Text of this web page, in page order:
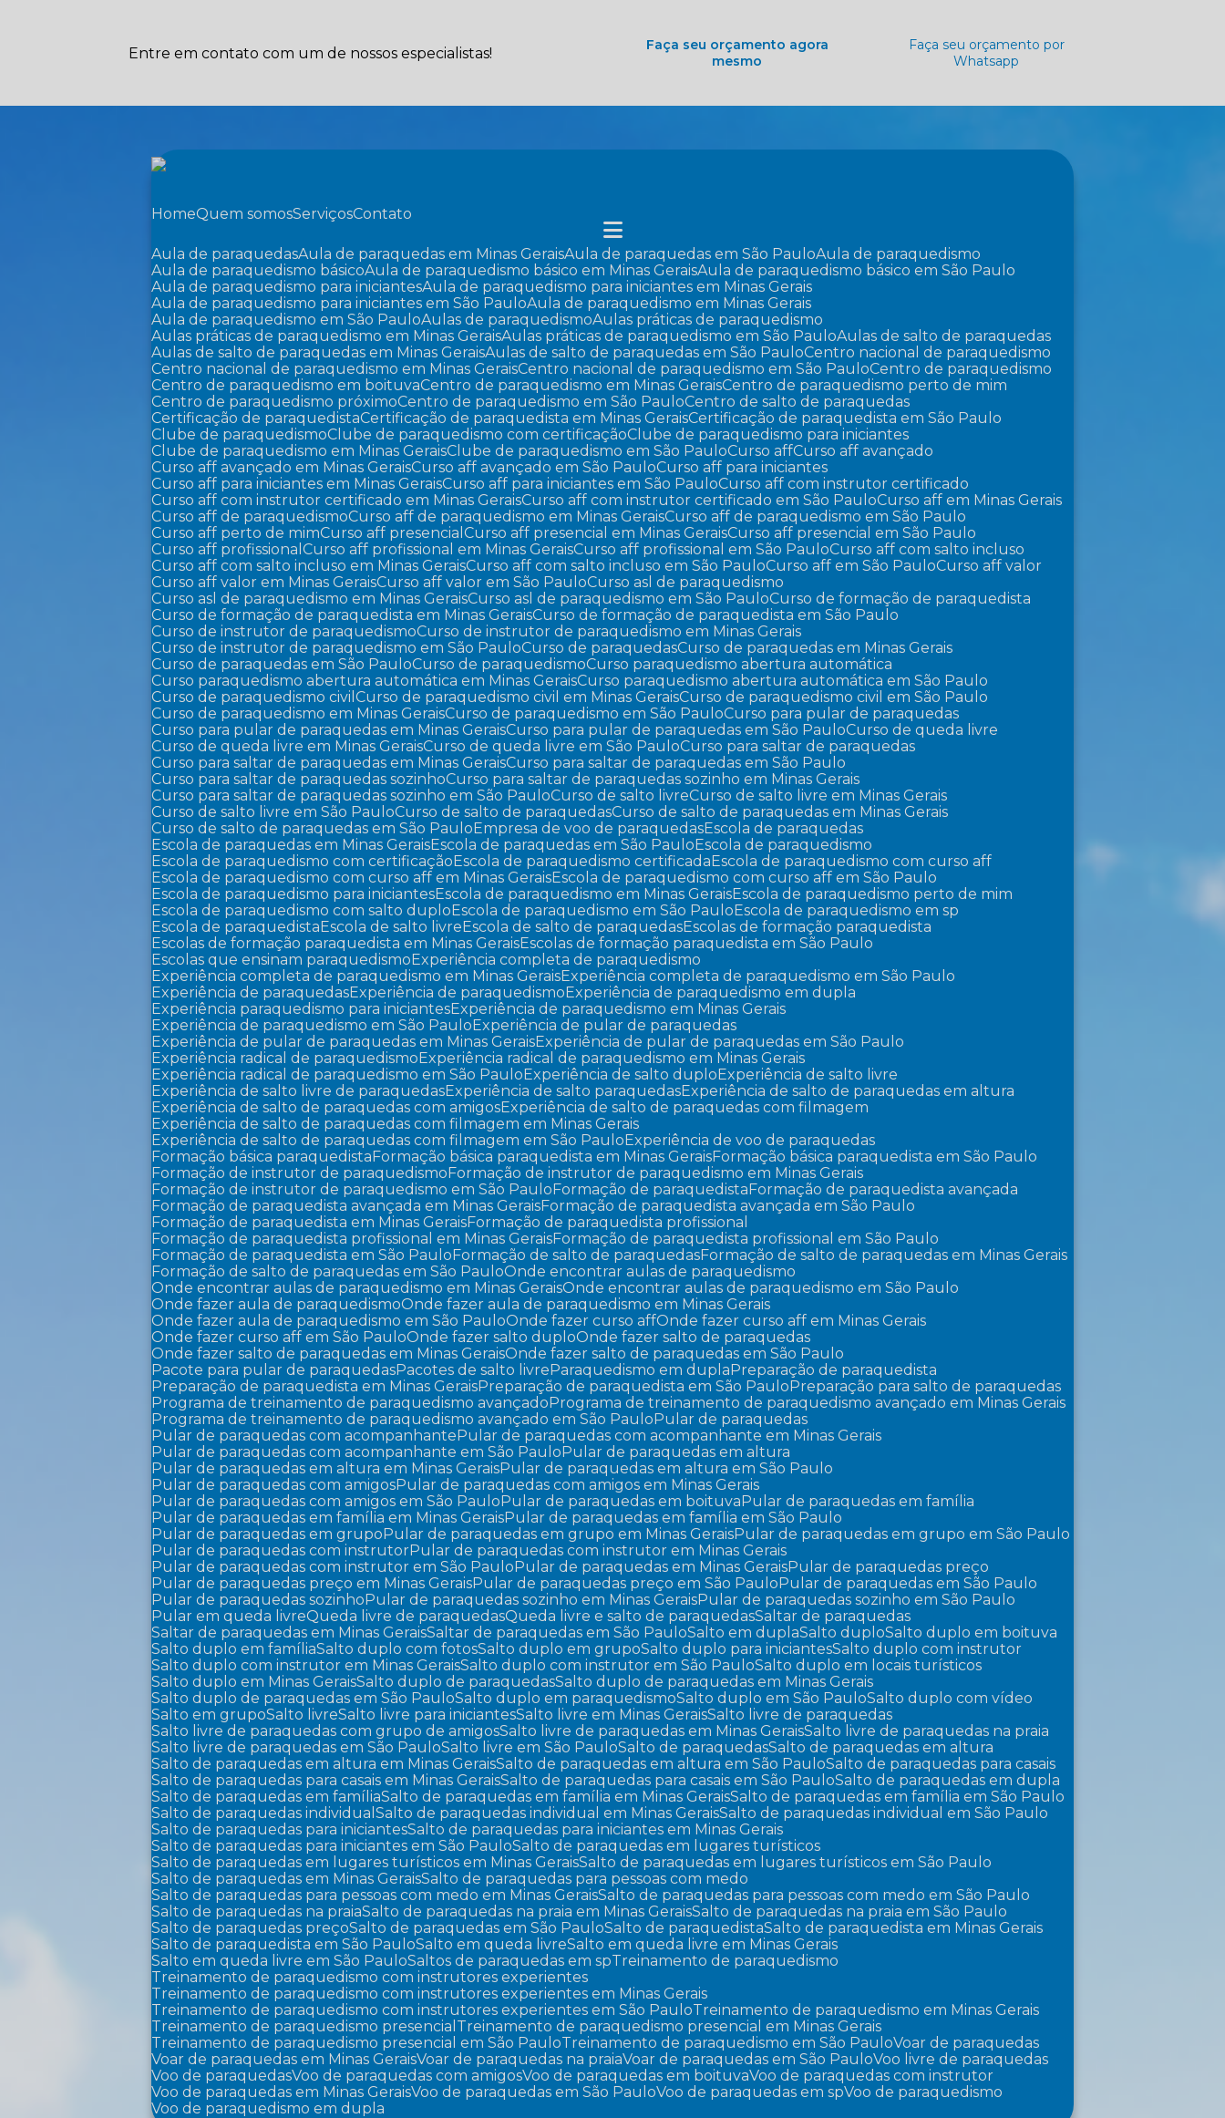
Entre em contato com um de nossos especialistas!
Faça seu orçamento agora
mesmo
Faça seu orçamento por
Whatsapp
Home Quem somos Serviços Contato
Aula de paraquedas Aula de paraquedas em Minas Gerais Aula de paraquedas em São Paulo Aula de paraquedismo
Aula de paraquedismo básico Aula de paraquedismo básico em Minas Gerais Aula de paraquedismo básico em São Paulo
Aula de paraquedismo para iniciantes Aula de paraquedismo para iniciantes em Minas Gerais
Aula de paraquedismo para iniciantes em São Paulo Aula de paraquedismo em Minas Gerais
Aula de paraquedismo em São Paulo Aulas de paraquedismo Aulas práticas de paraquedismo
Aulas práticas de paraquedismo em Minas Gerais Aulas práticas de paraquedismo em São Paulo Aulas de salto de paraquedas
Aulas de salto de paraquedas em Minas Gerais Aulas de salto de paraquedas em São Paulo Centro nacional de paraquedismo
Centro nacional de paraquedismo em Minas Gerais Centro nacional de paraquedismo em São Paulo Centro de paraquedismo
Centro de paraquedismo em boituva Centro de paraquedismo em Minas Gerais Centro de paraquedismo perto de mim
Centro de paraquedismo próximo Centro de paraquedismo em São Paulo Centro de salto de paraquedas
Certificação de paraquedista Certificação de paraquedista em Minas Gerais Certificação de paraquedista em São Paulo
Clube de paraquedismo
Clube de paraquedismo com certificação
Clube de paraquedismo para iniciantes
Clube de paraquedismo em Minas Gerais
Clube de paraquedismo em São Paulo Curso aff
Curso aff avançado
Curso aff avançado em Minas Gerais
Curso aff avançado em São Paulo
Curso aff para iniciantes
Curso aff para iniciantes em Minas Gerais
Curso aff para iniciantes em São Paulo
Curso aff com instrutor certificado
Curso aff com instrutor certificado em Minas Gerais
Curso aff com instrutor certificado em São Paulo
Curso aff em Minas Gerais
Curso aff de paraquedismo
Curso aff de paraquedismo em Minas Gerais
Curso aff de paraquedismo em São Paulo
Curso aff perto de mim
Curso aff presencial Curso aff presencial em Minas Gerais
Curso aff presencial em São Paulo
Curso aff profissional
Curso aff profissional em Minas Gerais Curso aff profissional em São Paulo
Curso aff com salto incluso
Curso aff com salto incluso em Minas Gerais
Curso aff com salto incluso em São Paulo Curso aff em São Paulo
Curso aff valor
Curso aff valor em Minas Gerais
Curso aff valor em São Paulo
Curso asl de paraquedismo
Curso asl de paraquedismo em Minas Gerais
Curso asl de paraquedismo em São Paulo
Curso de formação de paraquedista
Curso de formação de paraquedista em Minas Gerais
Curso de formação de paraquedista em São Paulo
Curso de instrutor de paraquedismo
Curso de instrutor de paraquedismo em Minas Gerais
Curso de instrutor de paraquedismo em São Paulo
Curso de paraquedas
Curso de paraquedas em Minas Gerais
Curso de paraquedas em São Paulo
Curso de paraquedismo
Curso paraquedismo abertura automática
Curso paraquedismo abertura automática em Minas Gerais
Curso paraquedismo abertura automática em São Paulo
Curso de paraquedismo civil
Curso de paraquedismo civil em Minas Gerais
Curso de paraquedismo civil em São Paulo
Curso de paraquedismo em Minas Gerais
Curso de paraquedismo em São Paulo
Curso para pular de paraquedas
Curso para pular de paraquedas em Minas Gerais
Curso para pular de paraquedas em São Paulo
Curso de queda livre
Curso de queda livre em Minas Gerais
Curso de queda livre em São Paulo
Curso para saltar de paraquedas
Curso para saltar de paraquedas em Minas Gerais
Curso para saltar de paraquedas em São Paulo
Curso para saltar de paraquedas sozinho
Curso para saltar de paraquedas sozinho em Minas Gerais
Curso para saltar de paraquedas sozinho em São Paulo
Curso de salto livre
Curso de salto livre em Minas Gerais
Curso de salto livre em São Paulo
Curso de salto de paraquedas
Curso de salto de paraquedas em Minas Gerais
Curso de salto de paraquedas em São Paulo
Empresa de voo de paraquedas
Escola de paraquedas
Escola de paraquedas em Minas Gerais
Escola de paraquedas em São Paulo
Escola de paraquedismo
Escola de paraquedismo com certificação
Escola de paraquedismo certificada
Escola de paraquedismo com curso aff
Escola de paraquedismo com curso aff em Minas Gerais
Escola de paraquedismo com curso aff em São Paulo
Escola de paraquedismo para iniciantes
Escola de paraquedismo em Minas Gerais
Escola de paraquedismo perto de mim
Escola de paraquedismo com salto duplo
Escola de paraquedismo em São Paulo
Escola de paraquedismo em sp
Escola de paraquedista
Escola de salto livre Escola de salto de paraquedas
Escolas de formação paraquedista
Escolas de formação paraquedista em Minas Gerais
Escolas de formação paraquedista em São Paulo
Escolas que ensinam paraquedismo
Experiência completa de paraquedismo
Experiência completa de paraquedismo em Minas Gerais
Experiência completa de paraquedismo em São Paulo
Experiência de paraquedas
Experiência de paraquedismo
Experiência de paraquedismo em dupla
Experiência paraquedismo para iniciantes
Experiência de paraquedismo em Minas Gerais
Experiência de paraquedismo em São Paulo
Experiência de pular de paraquedas
Experiência de pular de paraquedas em Minas Gerais
Experiência de pular de paraquedas em São Paulo
Experiência radical de paraquedismo
Experiência radical de paraquedismo em Minas Gerais
Experiência radical de paraquedismo em São Paulo
Experiência de salto duplo
Experiência de salto livre
Experiência de salto livre de paraquedas
Experiência de salto paraquedas
Experiência de salto de paraquedas em altura
Experiência de salto de paraquedas com amigos
Experiência de salto de paraquedas com filmagem
Experiência de salto de paraquedas com filmagem em Minas Gerais
Experiência de salto de paraquedas com filmagem em São Paulo
Experiência de voo de paraquedas
Formação básica paraquedista
Formação básica paraquedista em Minas Gerais Formação básica paraquedista em São Paulo
Formação de instrutor de paraquedismo
Formação de instrutor de paraquedismo em Minas Gerais
Formação de instrutor de paraquedismo em São Paulo
Formação de paraquedista
Formação de paraquedista avançada
Formação de paraquedista avançada em Minas Gerais Formação de paraquedista avançada em São Paulo
Formação de paraquedista em Minas Gerais Formação de paraquedista profissional
Formação de paraquedista profissional em Minas Gerais Formação de paraquedista profissional em São Paulo
Formação de paraquedista em São Paulo
Formação de salto de paraquedas Formação de salto de paraquedas em Minas Gerais
Formação de salto de paraquedas em São Paulo
Onde encontrar aulas de paraquedismo
Onde encontrar aulas de paraquedismo em Minas Gerais
Onde encontrar aulas de paraquedismo em São Paulo
Onde fazer aula de paraquedismo
Onde fazer aula de paraquedismo em Minas Gerais
Onde fazer aula de paraquedismo em São Paulo
Onde fazer curso aff
Onde fazer curso aff em Minas Gerais
Onde fazer curso aff em São Paulo
Onde fazer salto duplo
Onde fazer salto de paraquedas
Onde fazer salto de paraquedas em Minas Gerais
Onde fazer salto de paraquedas em São Paulo
Pacote para pular de paraquedas
Pacotes de salto livre Paraquedismo em dupla
Preparação de paraquedista
Preparação de paraquedista em Minas Gerais
Preparação de paraquedista em São Paulo
Preparação para salto de paraquedas
Programa de treinamento de paraquedismo avançado
Programa de treinamento de paraquedismo avançado em Minas Gerais
Programa de treinamento de paraquedismo avançado em São Paulo
Pular de paraquedas
Pular de paraquedas com acompanhante
Pular de paraquedas com acompanhante em Minas Gerais
Pular de paraquedas com acompanhante em São Paulo
Pular de paraquedas em altura
Pular de paraquedas em altura em Minas Gerais
Pular de paraquedas em altura em São Paulo
Pular de paraquedas com amigos
Pular de paraquedas com amigos em Minas Gerais
Pular de paraquedas com amigos em São Paulo
Pular de paraquedas em boituva
Pular de paraquedas em família
Pular de paraquedas em família em Minas Gerais
Pular de paraquedas em família em São Paulo
Pular de paraquedas em grupo
Pular de paraquedas em grupo em Minas Gerais
Pular de paraquedas em grupo em São Paulo
Pular de paraquedas com instrutor
Pular de paraquedas com instrutor em Minas Gerais
Pular de paraquedas com instrutor em São Paulo
Pular de paraquedas em Minas Gerais
Pular de paraquedas preço
Pular de paraquedas preço em Minas Gerais
Pular de paraquedas preço em São Paulo
Pular de paraquedas em São Paulo
Pular de paraquedas sozinho
Pular de paraquedas sozinho em Minas Gerais
Pular de paraquedas sozinho em São Paulo
Pular em queda livre
Queda livre de paraquedas Queda livre e salto de paraquedas Saltar de paraquedas
Saltar de paraquedas em Minas Gerais Saltar de paraquedas em São Paulo Salto em dupla Salto duplo Salto duplo em boituva
Salto duplo em família Salto duplo com fotos Salto duplo em grupo Salto duplo para iniciantes Salto duplo com instrutor
Salto duplo com instrutor em Minas Gerais Salto duplo com instrutor em São Paulo Salto duplo em locais turísticos
Salto duplo em Minas Gerais Salto duplo de paraquedas Salto duplo de paraquedas em Minas Gerais
Salto duplo de paraquedas em São Paulo Salto duplo em paraquedismo Salto duplo em São Paulo Salto duplo com vídeo
Salto em grupo Salto livre Salto livre para iniciantes Salto livre em Minas Gerais Salto livre de paraquedas
Salto livre de paraquedas com grupo de amigos Salto livre de paraquedas em Minas Gerais Salto livre de paraquedas na praia
Salto livre de paraquedas em São Paulo Salto livre em São Paulo Salto de paraquedas Salto de paraquedas em altura
Salto de paraquedas em altura em Minas Gerais Salto de paraquedas em altura em São Paulo Salto de paraquedas para casais
Salto de paraquedas para casais em Minas Gerais Salto de paraquedas para casais em São Paulo Salto de paraquedas em dupla
Salto de paraquedas em família Salto de paraquedas em família em Minas Gerais Salto de paraquedas em família em São Paulo
Salto de paraquedas individual Salto de paraquedas individual em Minas Gerais Salto de paraquedas individual em São Paulo
Salto de paraquedas para iniciantes Salto de paraquedas para iniciantes em Minas Gerais
Salto de paraquedas para iniciantes em São Paulo Salto de paraquedas em lugares turísticos
Salto de paraquedas em lugares turísticos em Minas Gerais Salto de paraquedas em lugares turísticos em São Paulo
Salto de paraquedas em Minas Gerais Salto de paraquedas para pessoas com medo
Salto de paraquedas para pessoas com medo em Minas Gerais Salto de paraquedas para pessoas com medo em São Paulo
Salto de paraquedas na praia Salto de paraquedas na praia em Minas Gerais Salto de paraquedas na praia em São Paulo
Salto de paraquedas preço Salto de paraquedas em São Paulo Salto de paraquedista Salto de paraquedista em Minas Gerais
Salto de paraquedista em São Paulo Salto em queda livre Salto em queda livre em Minas Gerais
Salto em queda livre em São Paulo Saltos de paraquedas em sp
Treinamento de paraquedismo
Treinamento de paraquedismo com instrutores experientes
Treinamento de paraquedismo com instrutores experientes em Minas Gerais
Treinamento de paraquedismo com instrutores experientes em São Paulo
Treinamento de paraquedismo em Minas Gerais
Treinamento de paraquedismo presencial
Treinamento de paraquedismo presencial em Minas Gerais
Treinamento de paraquedismo presencial em São Paulo
Treinamento de paraquedismo em São Paulo Voar de paraquedas
Voar de paraquedas em Minas Gerais Voar de paraquedas na praia Voar de paraquedas em São Paulo Voo livre de paraquedas
Voo de paraquedas Voo de paraquedas com amigos Voo de paraquedas em boituva Voo de paraquedas com instrutor
Voo de paraquedas em Minas Gerais Voo de paraquedas em São Paulo Voo de paraquedas em sp Voo de paraquedismo
Voo de paraquedismo em dupla